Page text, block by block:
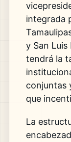
integrada
y San
tendrá la
conjuntas
que
La